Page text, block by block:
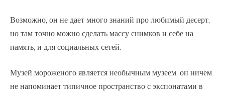
Возможно, он не дает много знаний про любимый десерт,
но там точно можно сделать массу снимков и себе на
память, и для социальных сетей.
Музей мороженого является необычным музеем, он ничем
не напоминает типичное пространство с экспонатами в